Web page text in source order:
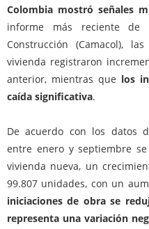
Colombia mostró señales
informe más reciente de
Construcción (Camacol),
vivienda registraron
anterior, mientras que los
caída significativa.
De acuerdo con los datos
entre enero y septiembre
vivienda nueva, un
99.807 unidades, con un
iniciaciones de obra se
representa una variación